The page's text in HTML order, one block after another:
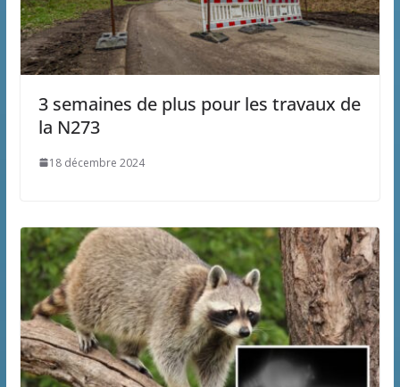
3 semaines de plus pour les travaux de
la N273
18 décembre 2024